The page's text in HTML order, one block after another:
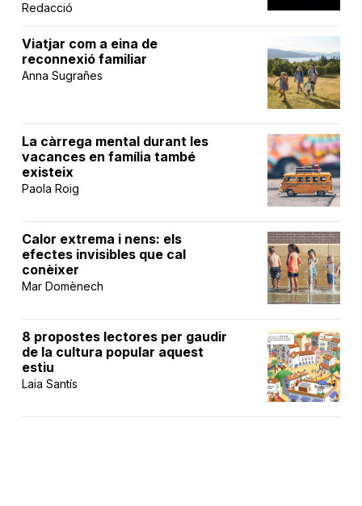
Redacció
Viatjar com a eina de
reconnexió familiar
Anna Sugrañes
La càrrega mental durant les
vacances en família també
existeix
Paola Roig
Calor extrema i nens: els
efectes invisibles que cal
conèixer
Mar Domènech
8 propostes lectores per gaudir
de la cultura popular aquest
estiu
Laia Santís